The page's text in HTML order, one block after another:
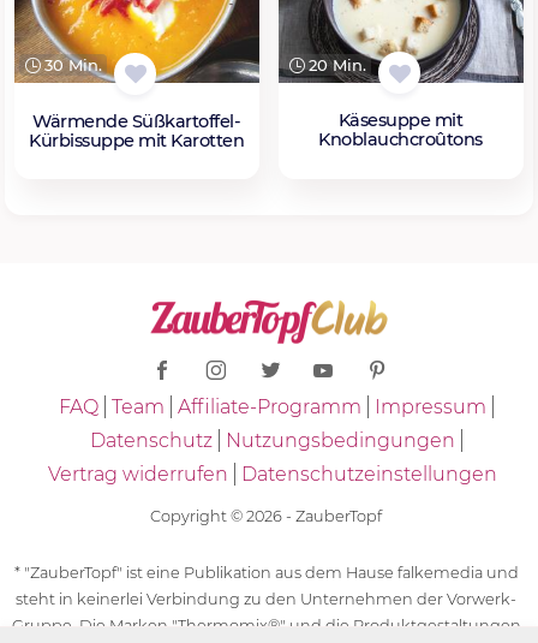
30 Min.
Wärmende Süßkartoffel-
Kürbissuppe mit Karotten
20 Min.
Käsesuppe mit
Knoblauchcroûtons
FAQ Team Affiliate-Programm
Impressum
Datenschutz
Nutzungsbedingungen
Vertrag widerrufen
Datenschutzeinstellungen
Copyright © 2026 - ZauberTopf
* "ZauberTopf" ist eine Publikation aus dem Hause falkemedia und
steht in keinerlei Verbindung zu den Unternehmen der Vorwerk-
Gruppe. Die Marken "Thermomix®" und die Produktgestaltungen